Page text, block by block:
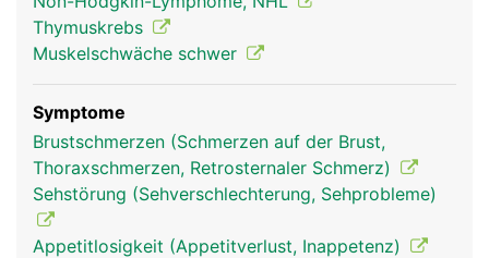
Rubriken
Thymuskrebs
Muskelschwäche schwer
Symptome
Brustschmerzen (Schmerzen auf der Brust,
Thoraxschmerzen, Retrosternaler Schmerz)
Sehstörung (Sehverschlechterung, Sehprobleme)
Appetitlosigkeit (Appetitverlust, Inappetenz)